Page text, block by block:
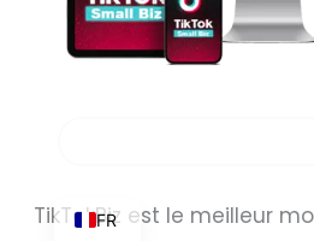
TikTokBiz est le meilleur
FR
ES
FI